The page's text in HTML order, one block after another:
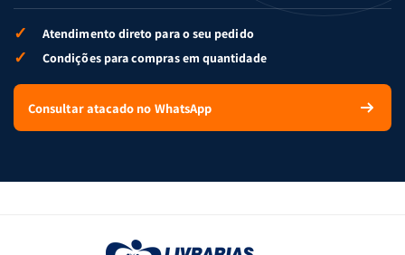
✓ Atendimento direto para o seu pedido
✓ Condições para compras em quantidade
Consultar atacado no WhatsApp